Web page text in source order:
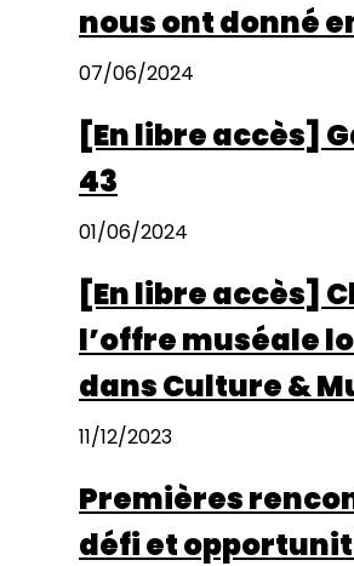
nous ont donné
07/06/2024
[En libre accès]
43
01/06/2024
[En libre accès]
l’offre muséale
dans Culture &
11/12/2023
Premières
défi et